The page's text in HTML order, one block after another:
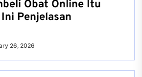
Obat Online Itu
Penjelasan
26, 2026